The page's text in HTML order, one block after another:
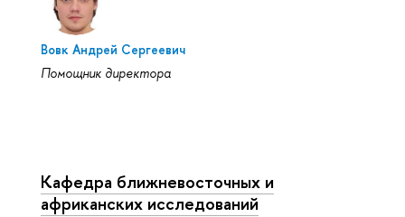
Вовк Андрей Сергеевич
Помощник директора
Кафедра ближневосточных и
африканских исследований